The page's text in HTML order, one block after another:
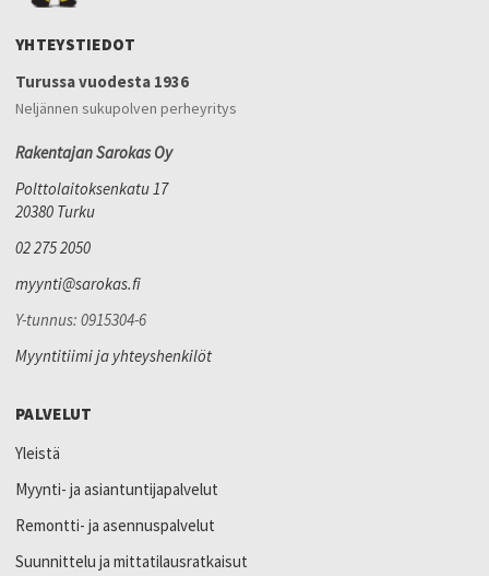
YHTEYSTIEDOT
Turussa vuodesta 1936
Neljännen sukupolven perheyritys
Rakentajan Sarokas Oy
Polttolaitoksenkatu 17
20380 Turku
02 275 2050
myynti@sarokas.fi
Y-tunnus: 0915304-6
Myyntitiimi ja yhteyshenkilöt
PALVELUT
Yleistä
Myynti- ja asiantuntijapalvelut
Remontti- ja asennuspalvelut
Suunnittelu ja mittatilausratkaisut